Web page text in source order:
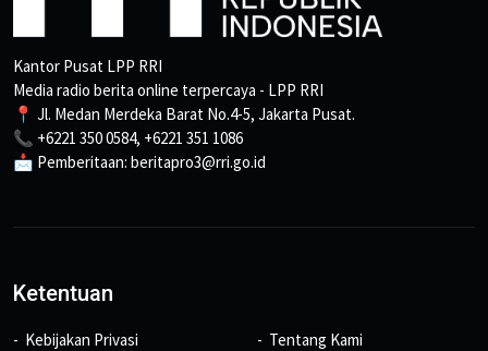
Kantor Pusat LPP RRI
Media radio berita online terpercaya - LPP RRI
📍 Jl. Medan Merdeka Barat No.4-5, Jakarta Pusat.
📞 +6221 350 0584, +6221 351 1086
📩 Pemberitaan: beritapro3@rri.go.id
Ketentuan
Kebijakan Privasi
Tentang Kami